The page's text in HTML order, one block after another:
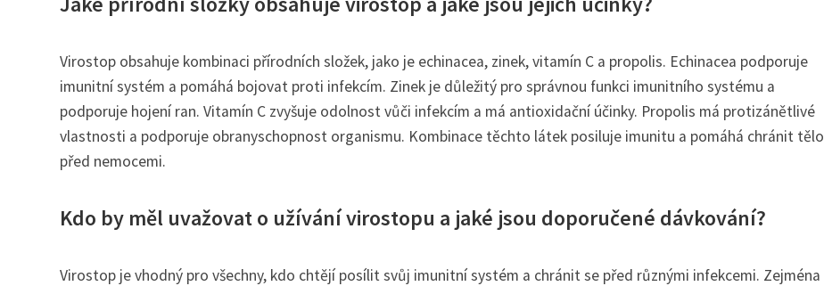
Virostop obsahuje kombinaci přírodních složek, jako je echinacea, zinek, vitamín C a propolis. Echinacea podporuje
imunitní systém a pomáhá bojovat proti infekcím. Zinek je důležitý pro správnou funkci imunitního systému a
podporuje hojení ran. Vitamín C zvyšuje odolnost vůči infekcím a má antioxidační účinky. Propolis má protizánětlivé
vlastnosti a podporuje obranyschopnost organismu. Kombinace těchto látek posiluje imunitu a pomáhá chránit tělo
před nemocemi.
Kdo by měl uvažovat o užívání virostopu a jaké jsou doporučené dávkování?
Virostop je vhodný pro všechny, kdo chtějí posílit svůj imunitní systém a chránit se před různými infekcemi. Zejména